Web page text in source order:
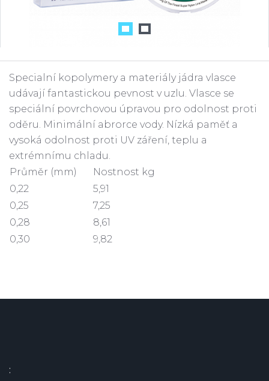
Specialní kopolymery a materiály jádra vlasce
udávají fantastickou pevnost v uzlu. Vlasce se
speciální povrchovou úpravou pro odolnost proti
oděru. Minimální abrorce vody. Nízká paměť a
vysoká odolnost proti UV záření, teplu a
extrémnímu chladu.
Průměr (mm)
Nostnost kg
0,22
5,91
0,25
7,25
0,28
8,61
0,30
9,82
: